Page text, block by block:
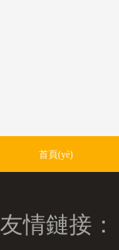
首頁(yè)
友情鏈接：